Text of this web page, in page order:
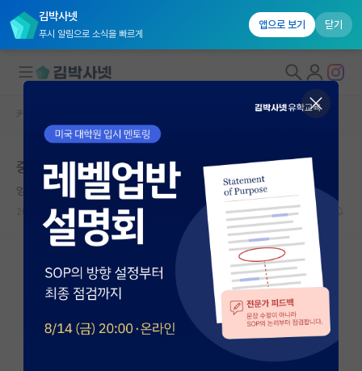
김박사넷
푸시 알림으로 소식을 빠르게
앱으로 보기 닫기
대학원생 모집
국내대학원 정보
연구실&오픈랩
커뮤니티
커뮤니티 홈
전체글보기
베스트 게시판
커뮤니티 홈
중국 포닥
엉뚱한 윌리엄 셰익스피어
2026.05.08 7 798